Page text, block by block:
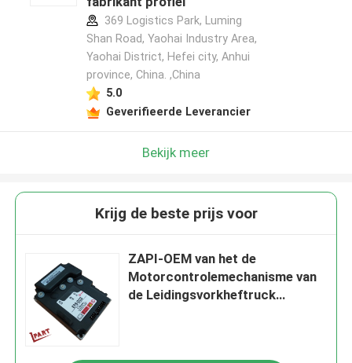
369 Logistics Park, Luming
Shan Road, Yaohai Industry Area,
Yaohai District, Hefei city, Anhui
province, China. ,China
5.0
Geverifieerde Leverancier
Bekijk meer
Krijg de beste prijs voor
ZAPI-OEM van het de
Motorcontrolemechanisme van
de Leidingsvorkheftruck